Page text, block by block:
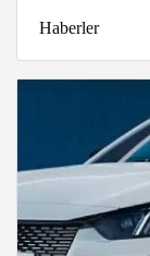
Haberler